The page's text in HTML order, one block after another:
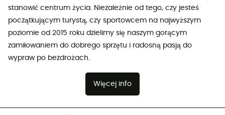
stanowić centrum życia. Niezależnie od tego, czy jesteś
początkującym turystą, czy sportowcem na najwyższym
poziomie od 2015 roku dzielimy się naszym gorącym
zamiłowaniem do dobrego sprzętu i radosną pasją do
wypraw po bezdrożach.
Więcej info